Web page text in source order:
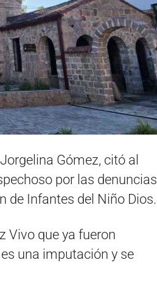
Gómez, citó al
por las denuncias
de Infantes del Niño Dios.
Vivo que ya fueron
una imputación y se